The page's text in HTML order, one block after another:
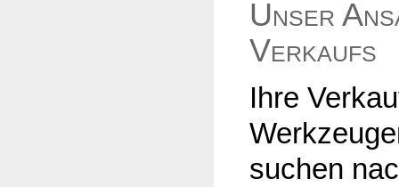
Unser
Verkaufs
Ihre
suchen